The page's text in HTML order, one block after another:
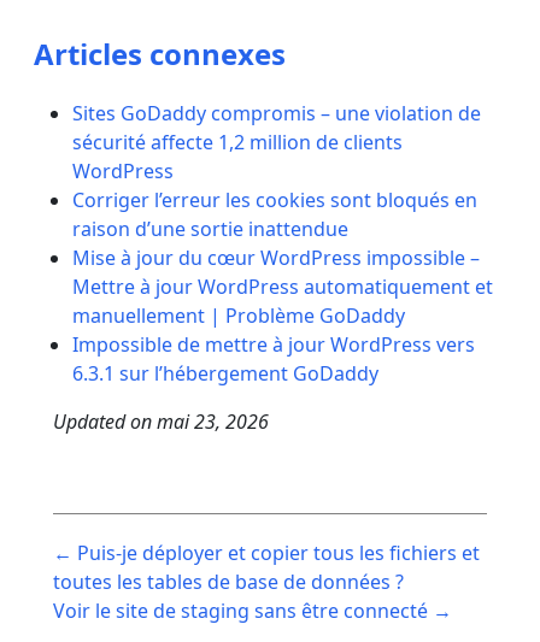
Articles connexes
Sites GoDaddy compromis – une violation de
sécurité affecte 1,2 million de clients
WordPress
Corriger l’erreur les cookies sont bloqués en
raison d’une sortie inattendue
Mise à jour du cœur WordPress impossible –
Mettre à jour WordPress automatiquement et
manuellement | Problème GoDaddy
Impossible de mettre à jour WordPress vers
6.3.1 sur l’hébergement GoDaddy
Updated onmai 23, 2026
navigation
← Puis-je déployer et copier tous les fichiers et
toutes les tables de base de données ?
Voir le site de staging sans être connecté →